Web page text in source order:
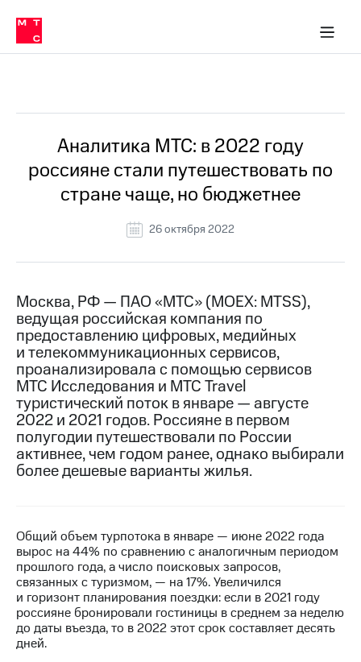
Медиа-центр
и акционерам
Устойчивое развитие
Комплаенс и деловая этика
компании
Карьера
История
компании
Руководство
информация
Контакты
Медиа-центр
Пресс-
релизы
МТС
о технологиях
Достижения
Интервью
Контакты
Новости
в
регионе
и акционерам
в МТС
Пресс-
релизы
МТС
о технологиях
Аналитика МТС: в 2022 году
россияне стали путешествовать по
стране чаще, но бюджетнее
26 октября 2022
Москва, РФ — ПАО «МТС» (MOEX: MTSS),
ведущая российская компания по
предоставлению цифровых, медийных
и телекоммуникационных сервисов,
проанализировала с помощью сервисов
МТС Исследования и МТС Travel
туристический поток в январе — августе
2022 и 2021 годов. Россияне в первом
полугодии путешествовали по России
активнее, чем годом ранее, однако выбирали
более дешевые варианты жилья.
Общий объем турпотока в январе — июне 2022 года
вырос на 44% по сравнению с аналогичным периодом
прошлого года, а число поисковых запросов,
связанных с туризмом, — на 17%. Увеличился
и горизонт планирования поездки: если в 2021 году
россияне бронировали гостиницы в среднем за неделю
до даты въезда, то в 2022 этот срок составляет десять
дней.